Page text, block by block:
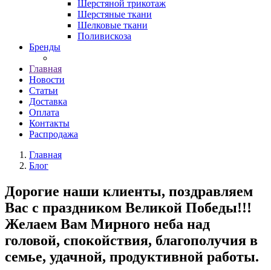
Шерстяной трикотаж
Шерстяные ткани
Шелковые ткани
Поливискоза
Бренды
Главная
Новости
Статьи
Доставка
Оплата
Контакты
Распродажа
Главная
Блог
Дорогие наши клиенты, поздравляем
Вас с праздником Великой Победы!!!
Желаем Вам Мирного неба над
головой, спокойствия, благополучия в
семье, удачной, продуктивной работы.